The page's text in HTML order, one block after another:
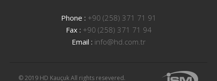
Phone : +90 (258) 371 71 91
Fax : +90 (258) 371 71 94
Email : info@hd.com.tr
© 2019 HD Kauçuk All rights resevered.